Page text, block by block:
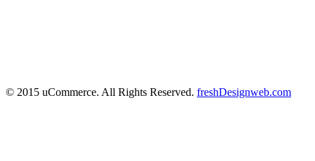
© 2015 uCommerce. All Rights Reserved. freshDesignweb.com